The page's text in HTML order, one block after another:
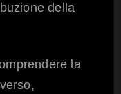
della
la